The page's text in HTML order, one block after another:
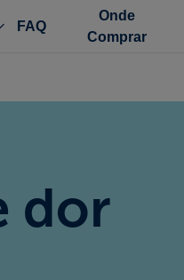
FAQ
Onde
Comprar
dor